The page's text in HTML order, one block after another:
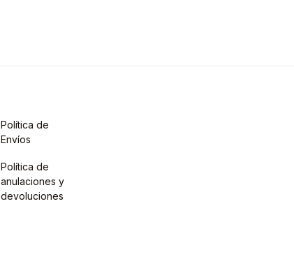
Política de
Envíos
Política de
anulaciones y
devoluciones